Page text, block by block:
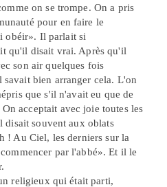
on se trompe. On a pris
pour en faire le
obéir». Il parlait si
qu'il disait vrai. Après qu'il
son air quelques fois
bien arranger cela. L'on
que s'il n'avait eu que de
acceptait avec joie toutes les
disait souvent aux oblats
! Au Ciel, les derniers sur la
par l'abbé». Et il le
religieux qui était parti,